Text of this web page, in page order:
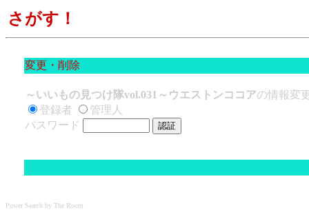
さがす！
変更・削除
～いいもの見つけ隊vol.031～ウエストンココアの情報変
登録者
管理人
パスワード
Power Search by The Room